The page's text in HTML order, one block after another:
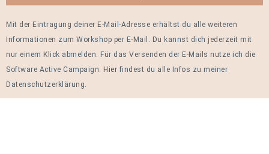
Mit der Eintragung deiner E-Mail-Adresse erhältst du alle weiteren
Informationen zum Workshop per E-Mail. Du kannst dich jederzeit mit
nur einem Klick abmelden. Für das Versenden der E-Mails nutze ich die
Software Active Campaign. Hier findest du alle Infos zu meiner
Datenschutzerklärung.